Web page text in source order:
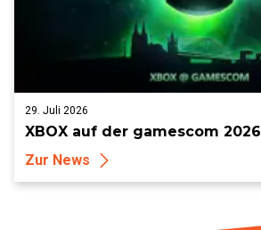
29. Juli 2026
XBOX auf der gamescom 2026
Zur News